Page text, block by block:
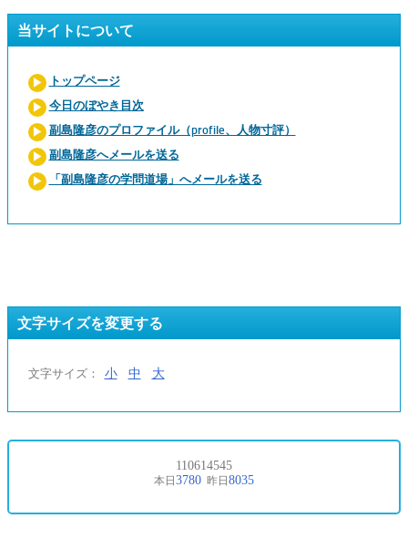
当サイトについて
トップページ
今日のぼやき目次
副島隆彦のプロファイル（profile、人物寸評）
副島隆彦へメールを送る
「副島隆彦の学問道場」へメールを送る
文字サイズを変更する
文字サイズ： 小 中 大